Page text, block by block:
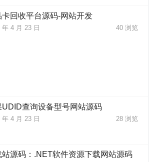
卡回收平台源码-网站开发
年 4 月 23 日 40浏览
UDID查询设备型号网站源码
年 4 月 23 日 28浏览
站源码：.NET软件资源下载网站源码